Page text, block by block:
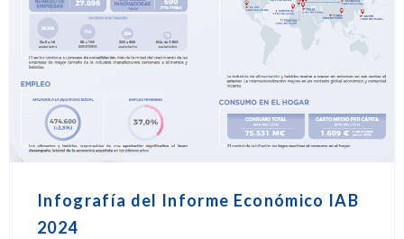
Infografía del Informe Económico IAB
2024